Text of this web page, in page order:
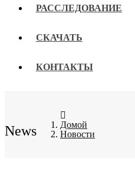
РАССЛЕДОВАНИЕ
СКАЧАТЬ
КОНТАКТЫ
News
Домой
Новости